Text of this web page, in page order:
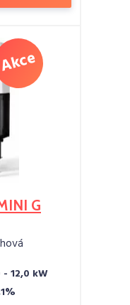
G
- 12,0 kW